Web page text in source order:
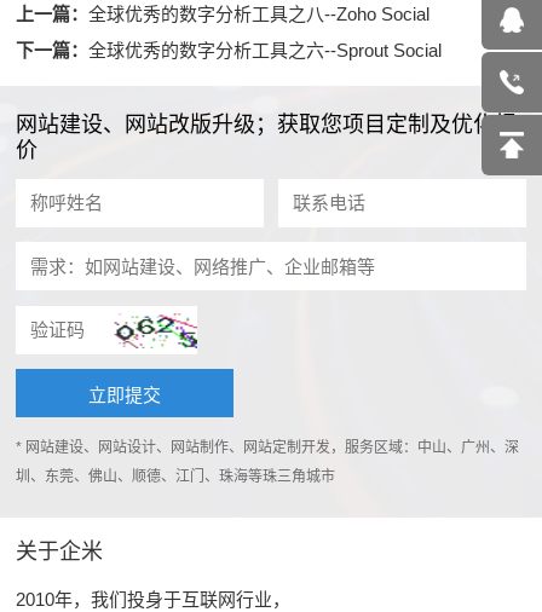
上一篇：全球优秀的数字分析工具之八--Zoho Social
下一篇：全球优秀的数字分析工具之六--Sprout Social
网站建设、网站改版升级；获取您项目定制及优化报
价
* 网站建设、网站设计、网站制作、网站定制开发，服务区域：中山、广州、深
圳、东莞、佛山、顺德、江门、珠海等珠三角城市
关于企米
2010年，我们投身于互联网行业，